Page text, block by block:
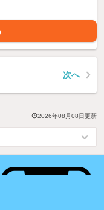
次へ
2026年08月08日更新